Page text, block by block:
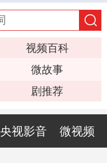
视频百科
微故事
剧推荐
央视影音 微视频